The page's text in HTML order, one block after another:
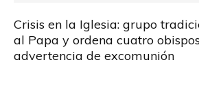
Crisis en la Iglesia: grupo
al Papa y ordena cuatro
advertencia de excomunión